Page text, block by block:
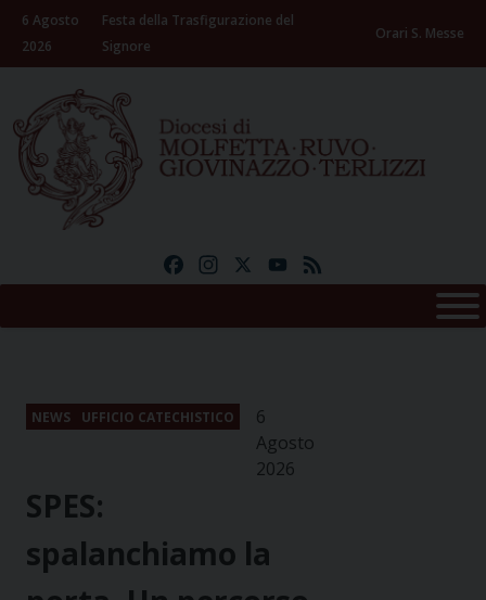
Skip
content
6 Agosto
2026
Festa della Trasfigurazione del
Signore
Orari S. Messe
FacebookInstagramYouTube
NEWS UFFICIO CATECHISTICO
6
Agosto
2026
SPES:
spalanchiamo la